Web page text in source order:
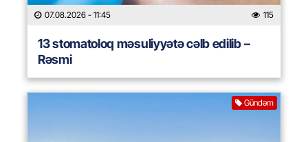
07.08.2026 - 11:45 115
13 stomatoloq məsuliyyətə cəlb edilib –
Rəsmi
Gündəm